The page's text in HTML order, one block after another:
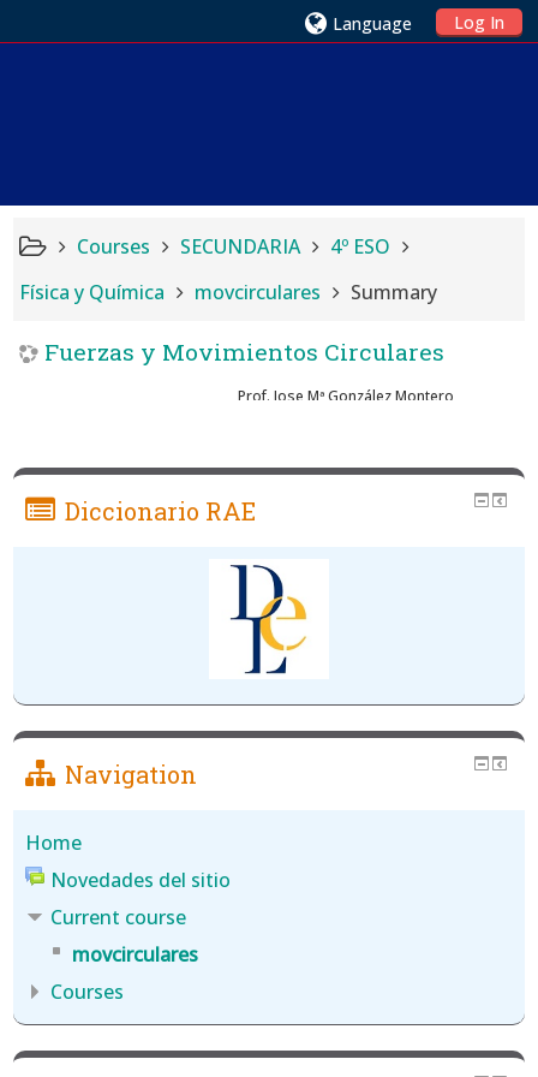
Log In
Language
Courses SECUNDARIA
4º ESO
Física y Química
movcirculares Summary
Fuerzas y Movimientos Circulares
Prof. Jose Mª González Montero
Diccionario RAE
Navigation
Home
Novedades del sitio
Current course
movcirculares
Courses